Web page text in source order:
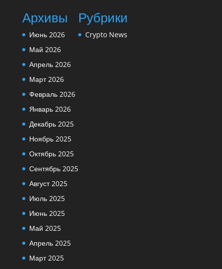
Архивы
Июнь 2026
Май 2026
Апрель 2026
Март 2026
Февраль 2026
Январь 2026
Декабрь 2025
Ноябрь 2025
Октябрь 2025
Сентябрь 2025
Август 2025
Июль 2025
Июнь 2025
Май 2025
Апрель 2025
Март 2025
Рубрики
Crypto News